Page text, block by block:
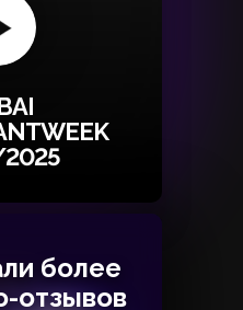
более
отзывов
более
отзывов